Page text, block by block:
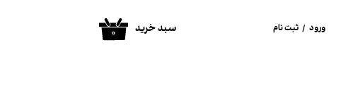
ورود / ثبت نام ۰ سبد خرید